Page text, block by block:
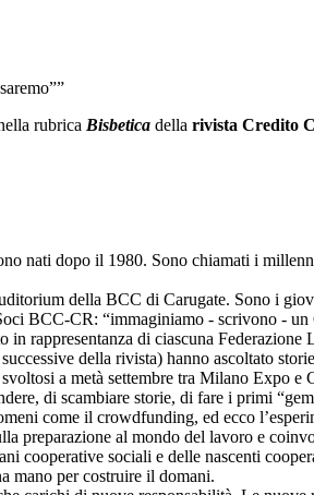
rubrica Bisbetica della rivista Credito
nati dopo il 1980. Sono chiamati i
della BCC di Carugate. Sono i
BCC-CR: “immaginiamo - scrivono -
rappresentanza di ciascuna
della rivista) hanno ascoltato
a metà settembre tra Milano Expo e
di scambiare storie, di fare i primi
come il crowdfunding, ed ecco
preparazione al mondo del lavoro e
cooperative sociali e delle nascenti
mano per costruire il domani.